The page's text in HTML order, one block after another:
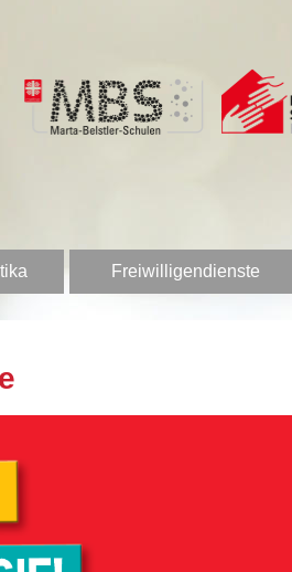
Freiwilligendienste